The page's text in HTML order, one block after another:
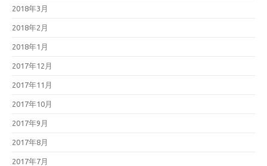
2018年3月
2018年2月
2018年1月
2017年12月
2017年11月
2017年10月
2017年9月
2017年8月
2017年7月